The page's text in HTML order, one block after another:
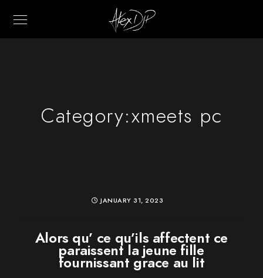
Category:xmeets pc
JANUARY 31, 2023
Alors qu’ ce qu’ils affectent ce
paraissent la jeune fille
fournissant grace au lit